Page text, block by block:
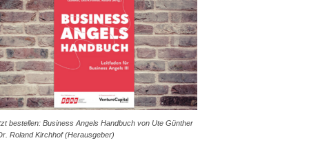
bestellen: Business Angels Handbuch von Ute Günther
Roland Kirchhof (Herausgeber)